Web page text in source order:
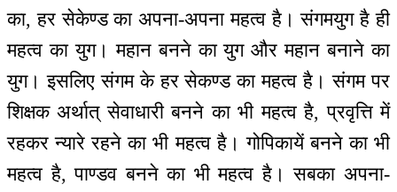
का, हर सेकेण्ड का अपना-अपना महत्व है। संगमयुग है ही
महत्व का युग। महान बनने का युग और महान बनाने का
युग। इसलिए संगम के हर सेकण्ड का महत्व है। संगम पर
शिक्षक अर्थात् सेवाधारी बनने का भी महत्व है, प्रवृत्ति में
रहकर न्यारे रहने का भी महत्व है। गोपिकायें बनने का भी
महत्व है, पाण्डव बनने का भी महत्व है। सबका अपना-